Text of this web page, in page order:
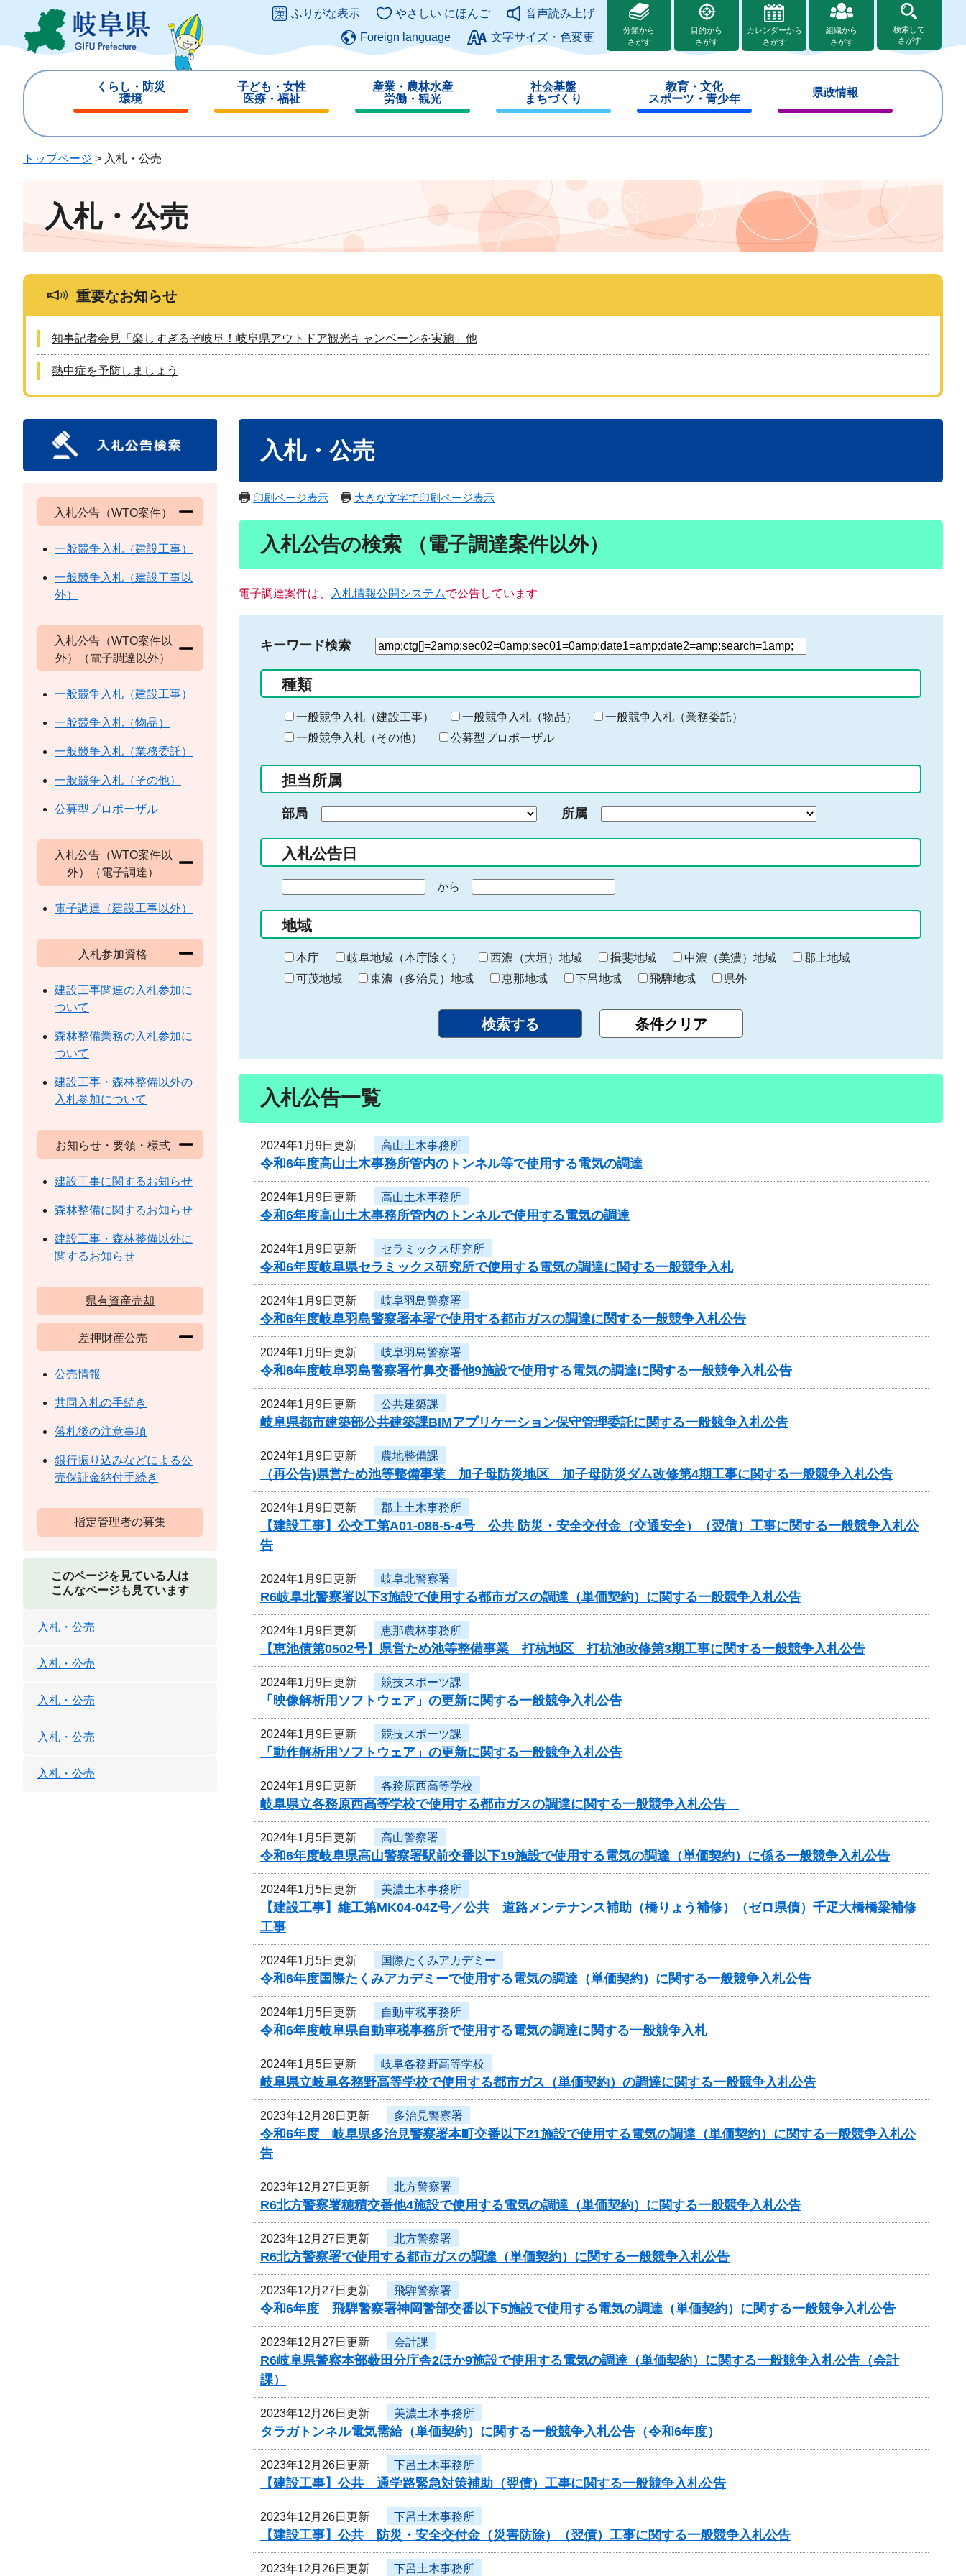
ジ
ュ
このページの本文へ
ふりがな表示 やさしい にほんご
音声読み上げ
Foreign language
文字サイズ・色変更
分類から
さがす
目的から
さがす
カレンダーから
さがす
組織から
さがす
検索して
さがす
くらし・防災
環境
じ
子ども・女性
医療・福祉
じ
産業・農林水産
労働・観光
じ
社会基盤
まちづくり
じ
教育・文化
スポーツ・青少年
じ
県政情報
じ
トップページ > 入札・公売
入札・公売
重要なお知らせ
知事記者会見「楽しすぎるぞ岐阜！岐阜県アウトドア観光キャンペーンを実施」他
熱中症を予防しましょう
入札・公売
印刷ページ表示 大きな文字で印刷ページ表示
入札公告の検索 （電子調達案件以外）
電子調達案件は、 入札情報公開システムで公告しています
キーワード検索
検
る
キ
ー
ー
入
力
種類
一般競争入札（建設工事） 一般競争入札（物品）
一般競争入札（業務委託）
一般競争入札（その他）
公募型プロポーザル
担当所属
部局 所属
入札公告日
の
始
ま
り
から
終
わ
り
地域
本庁 岐阜地域（本庁除く） 西濃（大垣）地域 揖斐地域 中濃（美濃）地域
郡上地域
可茂地域
東濃（多治見）地域 恵那地域 下呂地域 飛騨地域 県外
入札公告一覧
2024年1月9日更新 高山土木事務所
令和6年度高山土木事務所管内のトンネル等で使用する電気の調達
2024年1月9日更新 高山土木事務所
令和6年度高山土木事務所管内のトンネルで使用する電気の調達
2024年1月9日更新 セラミックス研究所
令和6年度岐阜県セラミックス研究所で使用する電気の調達に関する一般競争入札
2024年1月9日更新 岐阜羽島警察署
令和6年度岐阜羽島警察署本署で使用する都市ガスの調達に関する一般競争入札公告
2024年1月9日更新 岐阜羽島警察署
令和6年度岐阜羽島警察署竹鼻交番他9施設で使用する電気の調達に関する一般競争入札公告
2024年1月9日更新 公共建築課
岐阜県都市建築部公共建築課BIMアプリケーション保守管理委託に関する一般競争入札公告
2024年1月9日更新 農地整備課
（再公告)県営ため池等整備事業 加子母防災地区 加子母防災ダム改修第4期工事に関する一般競争入札公告
2024年1月9日更新 郡上土木事務所
【建設工事】公交工第A01-086-5-4号 公共 防災・安全交付金（交通安全）（翌債）工事に関する一般競争入札公
告
2024年1月9日更新 岐阜北警察署
R6岐阜北警察署以下3施設で使用する都市ガスの調達（単価契約）に関する一般競争入札公告
2024年1月9日更新 恵那農林事務所
【恵池債第0502号】県営ため池等整備事業 打杭地区 打杭池改修第3期工事に関する一般競争入札公告
2024年1月9日更新 競技スポーツ課
「映像解析用ソフトウェア」の更新に関する一般競争入札公告
2024年1月9日更新 競技スポーツ課
「動作解析用ソフトウェア」の更新に関する一般競争入札公告
2024年1月9日更新 各務原西高等学校
岐阜県立各務原西高等学校で使用する都市ガスの調達に関する一般競争入札公告
2024年1月5日更新 高山警察署
令和6年度岐阜県高山警察署駅前交番以下19施設で使用する電気の調達（単価契約）に係る一般競争入札公告
2024年1月5日更新 美濃土木事務所
【建設工事】維工第MK04-04Z号／公共 道路メンテナンス補助（橋りょう補修）（ゼロ県債）千疋大橋橋梁補修
工事
2024年1月5日更新 国際たくみアカデミー
令和6年度国際たくみアカデミーで使用する電気の調達（単価契約）に関する一般競争入札公告
2024年1月5日更新 自動車税事務所
令和6年度岐阜県自動車税事務所で使用する電気の調達に関する一般競争入札
2024年1月5日更新 岐阜各務野高等学校
岐阜県立岐阜各務野高等学校で使用する都市ガス（単価契約）の調達に関する一般競争入札公告
2023年12月28日更新 多治見警察署
令和6年度 岐阜県多治見警察署本町交番以下21施設で使用する電気の調達（単価契約）に関する一般競争入札公
告
2023年12月27日更新 北方警察署
R6北方警察署穂積交番他4施設で使用する電気の調達（単価契約）に関する一般競争入札公告
2023年12月27日更新 北方警察署
R6北方警察署で使用する都市ガスの調達（単価契約）に関する一般競争入札公告
2023年12月27日更新 飛騨警察署
令和6年度 飛騨警察署神岡警部交番以下5施設で使用する電気の調達（単価契約）に関する一般競争入札公告
2023年12月27日更新 会計課
R6岐阜県警察本部薮田分庁舎2ほか9施設で使用する電気の調達（単価契約）に関する一般競争入札公告（会計
課）
2023年12月26日更新 美濃土木事務所
タラガトンネル電気需給（単価契約）に関する一般競争入札公告（令和6年度）
2023年12月26日更新 下呂土木事務所
【建設工事】公共 通学路緊急対策補助（翌債）工事に関する一般競争入札公告
2023年12月26日更新 下呂土木事務所
【建設工事】公共 防災・安全交付金（災害防除）（翌債）工事に関する一般競争入札公告
2023年12月26日更新 下呂土木事務所
入札公告（WTO案件）
一般競争入札（建設工事）
一般競争入札（建設工事以
外）
入札公告（WTO案件以
外）（電子調達以外）
一般競争入札（建設工事）
一般競争入札（物品）
一般競争入札（業務委託）
一般競争入札（その他）
公募型プロポーザル
入札公告（WTO案件以
外）（電子調達）
電子調達（建設工事以外）
入札参加資格
建設工事関連の入札参加に
ついて
森林整備業務の入札参加に
ついて
建設工事・森林整備以外の
入札参加について
お知らせ・要領・様式
建設工事に関するお知らせ
森林整備に関するお知らせ
建設工事・森林整備以外に
関するお知らせ
県有資産売却
差押財産公売
公売情報
共同入札の手続き
落札後の注意事項
銀行振り込みなどによる公
売保証金納付手続き
指定管理者の募集
このページを見ている人は
こんなページも見ています
入札・公売
入札・公売
入札・公売
入札・公売
入札・公売